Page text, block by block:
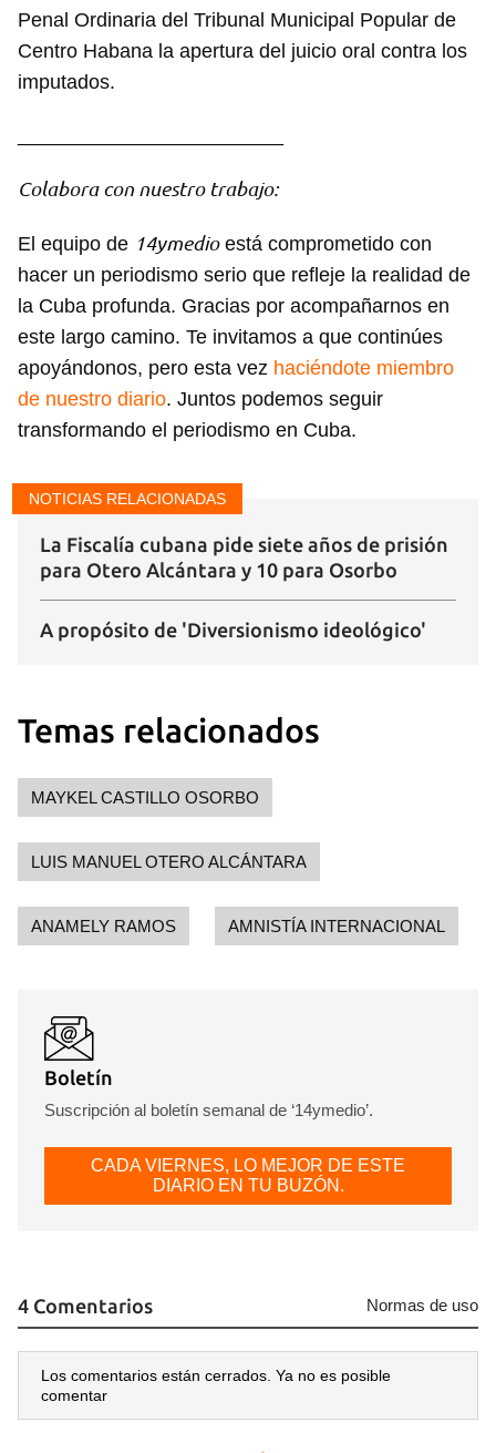
Para poder guardar como favorito, primero has de
Penal Ordinaria del Tribunal Municipal Popular de
Centro Habana la apertura del juicio oral contra los
imputados.
Colabora con nuestro trabajo:
El equipo de 14ymedioestá comprometido con
hacer un periodismo serio que refleje la realidad de
la Cuba profunda. Gracias por acompañarnos en
este largo camino. Te invitamos a que continúes
apoyándonos, pero esta vez haciéndote miembro
de nuestro diario. Juntos podemos seguir
transformando el periodismo en Cuba.
NOTICIAS RELACIONADAS
La Fiscalía cubana pide siete años de prisión
para Otero Alcántara y 10 para Osorbo
A propósito de 'Diversionismo ideológico'
Temas relacionados
MAYKEL CASTILLO OSORBO
LUIS MANUEL OTERO ALCÁNTARA
ANAMELY RAMOS AMNISTÍA INTERNACIONAL
Boletín
Suscripción al boletín semanal de ‘14ymedio’.
CADA VIERNES, LO MEJOR DE ESTE
DIARIO EN TU BUZÓN.
4 Comentarios Normas de uso
Los comentarios están cerrados. Ya no es posible
comentar